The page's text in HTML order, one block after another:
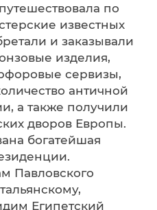
по
известных
и заказывали
изделия,
сервизы,
античной
а также получили
дворов Европы.
богатейшая
Павловского
Египетский